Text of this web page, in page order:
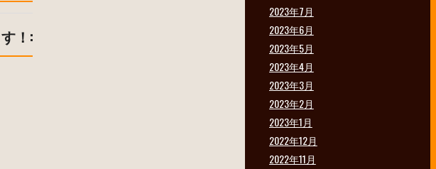
！:
2023年7月
2023年6月
2023年5月
2023年4月
2023年3月
2023年2月
2023年1月
2022年12月
2022年11月